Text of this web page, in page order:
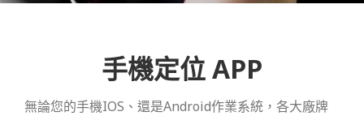
手機定位 APP
無論您的手機IOS、還是Android作業系統，各大廠牌